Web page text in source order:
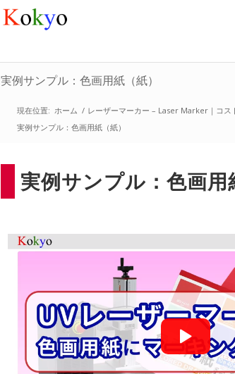
実例サンプル：色画用紙（紙）
現在位置: ホーム / レーザーマーカー – Laser Marker｜コス
実例サンプル：色画用紙（紙）
実例サンプル：色画用